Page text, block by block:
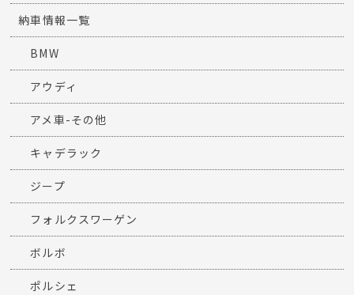
納車情報一覧
BMW
アウディ
アメ車-その他
キャデラック
ジープ
フォルクスワーゲン
ボルボ
ポルシェ